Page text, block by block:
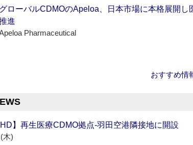
グローバルCDMOのApeloa、日本市場に本格展開し
進
Pharmaceutical
おすすめ情
HD】再生医療CDMO拠点‐羽田空港隣接地に開設
木)